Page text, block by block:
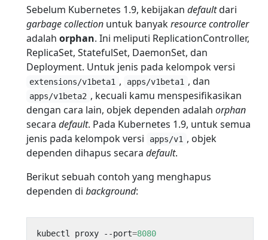
Sebelum Kubernetes 1.9, kebijakan defaultdari
garbage collection untuk banyakresource controller
adalah orphan. Ini meliputi ReplicationController,
ReplicaSet, StatefulSet, DaemonSet, dan
Deployment. Untuk jenis pada kelompok versi
extensions/v1beta1 , apps/v1beta1 , dan
apps/v1beta2 , kecuali kamu menspesifikasikan
dengan cara lain, objek dependen adalah orphan
secara default. Pada Kubernetes 1.9, untuk semua
jenis pada kelompok versi
apps/v1 , objek
dependen dihapus secara default.
Berikut sebuah contoh yang menghapus
dependen di background:
kubectl proxy --port=8080